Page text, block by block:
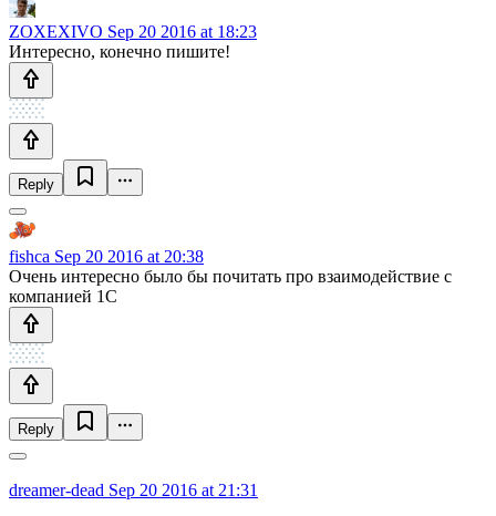
ZOXEXIVO Sep 20 2016 at 18:23
Интересно, конечно пишите!
Reply
fishca Sep 20 2016 at 20:38
Очень интересно было бы почитать про взаимодействие с
компанией 1С
Reply
dreamer-dead Sep 20 2016 at 21:31